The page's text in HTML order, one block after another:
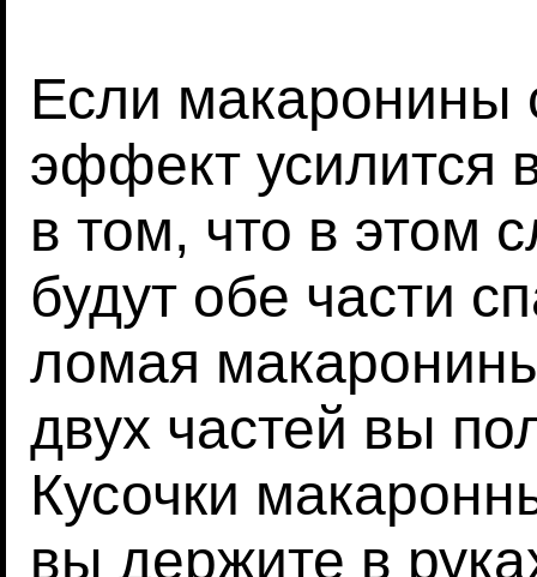
Если макаронины
эффект усилится
в том, что в этом
будут обе части
ломая
двух частей вы
Кусочки
вы держите в